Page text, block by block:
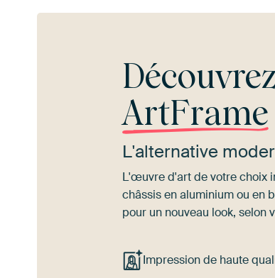
ArtFrame
L'alternative
L'œuvre d'art de votre choix
châssis en aluminium ou en
pour un nouveau look, selon
Impression de haute